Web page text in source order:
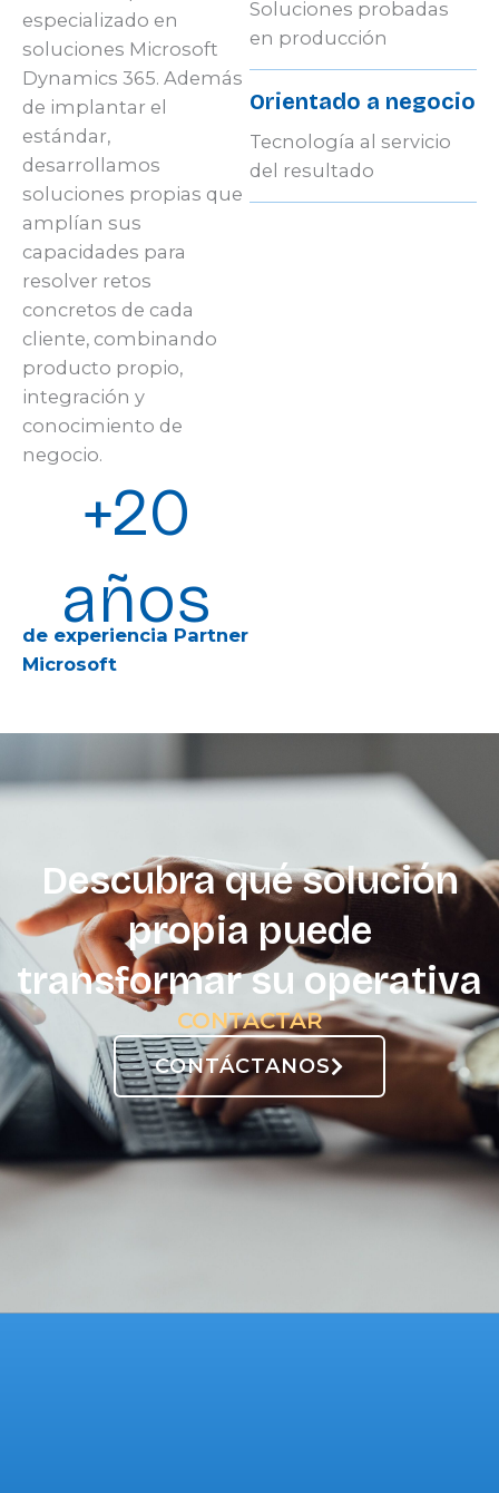
especializado en
soluciones Microsoft
Dynamics 365. Además
de implantar el
estándar,
desarrollamos
soluciones propias que
amplían sus
capacidades para
resolver retos
concretos de cada
cliente, combinando
producto propio,
integración y
conocimiento de
negocio.
+20
años
de experiencia Partner
Microsoft
Soluciones probadas
en producción
Orientado a negocio
Tecnología al servicio
del resultado
Descubra qué solución
propia puede
transformar su operativa
CONTACTAR
CONTÁCTANOS